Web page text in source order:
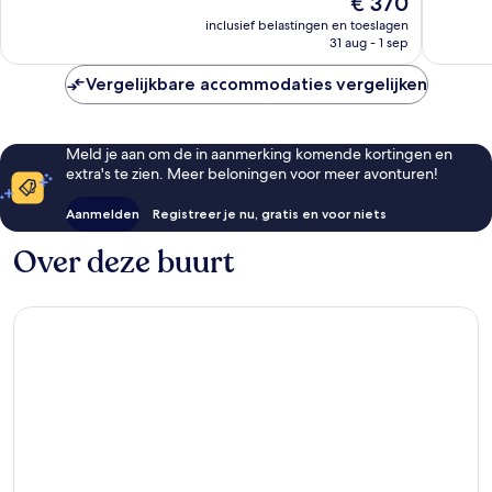
prijs
is
inclusief belastingen en toeslagen
31 aug - 1 sep
Vergelijkbare accommodaties vergelijken
Meld je aan om de in aanmerking komende kortingen en
extra's te zien. Meer beloningen voor meer avonturen!
Aanmelden Registreer je nu, gratis en voor niets
Over deze buurt